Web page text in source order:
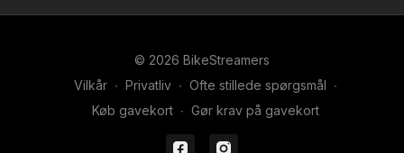
© 2026 BikeStreamers
Vilkår ∙ Privatliv ∙ Ofte stillede spørgsmål ∙
Køb gavekort ∙ Gør krav på gavekort